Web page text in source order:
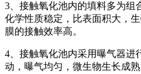
3、接触氧化池内的填料多为组
化学性质稳定，比表面积大，
膜的接触效率高。
4、接触氧化池内采用曝气器进
动，曝气均匀，微生物生长成